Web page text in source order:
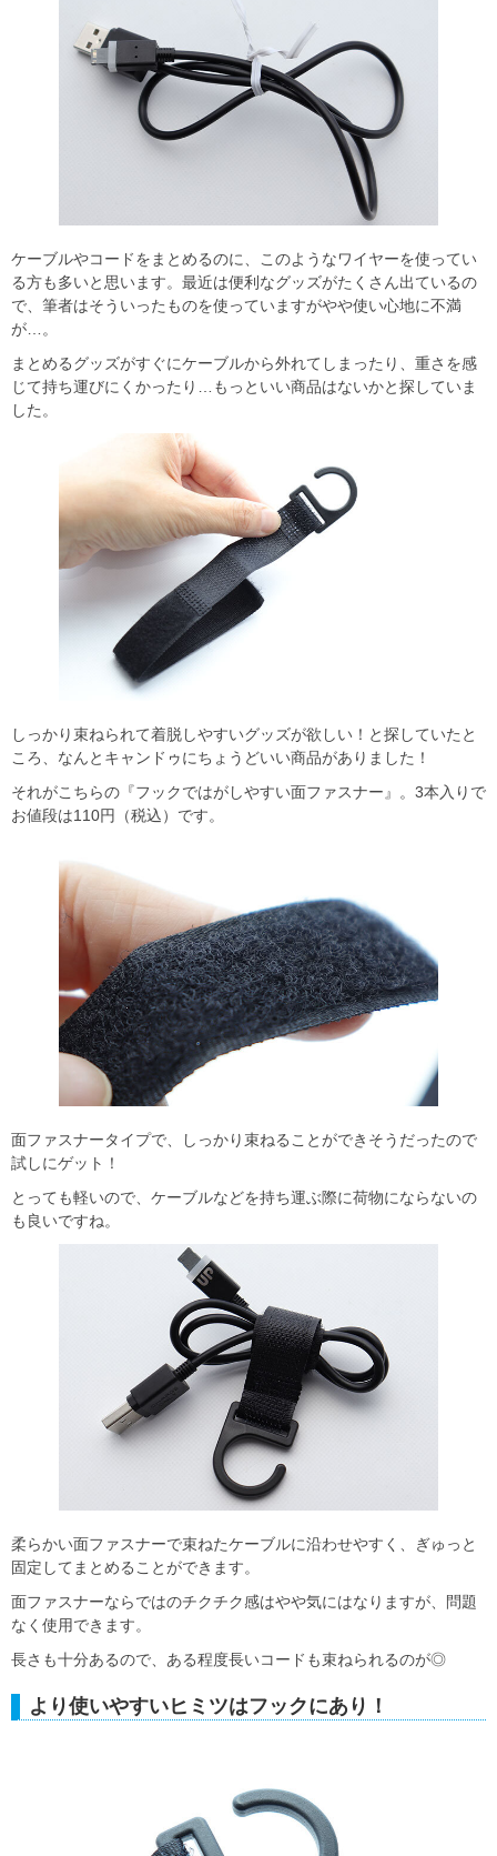
ケーブルやコードをまとめるのに、このようなワイヤーを使ってい
る方も多いと思います。最近は便利なグッズがたくさん出ているの
で、筆者はそういったものを使っていますがやや使い心地に不満
が…。
まとめるグッズがすぐにケーブルから外れてしまったり、重さを感
じて持ち運びにくかったり…もっといい商品はないかと探していま
した。
しっかり束ねられて着脱しやすいグッズが欲しい！と探していたと
ころ、なんとキャンドゥにちょうどいい商品がありました！
それがこちらの『フックではがしやすい面ファスナー』。3本入りで
お値段は110円（税込）です。
面ファスナータイプで、しっかり束ねることができそうだったので
試しにゲット！
とっても軽いので、ケーブルなどを持ち運ぶ際に荷物にならないの
も良いですね。
柔らかい面ファスナーで束ねたケーブルに沿わせやすく、ぎゅっと
固定してまとめることができます。
面ファスナーならではのチクチク感はやや気にはなりますが、問題
なく使用できます。
長さも十分あるので、ある程度長いコードも束ねられるのが◎
より使いやすいヒミツはフックにあり！